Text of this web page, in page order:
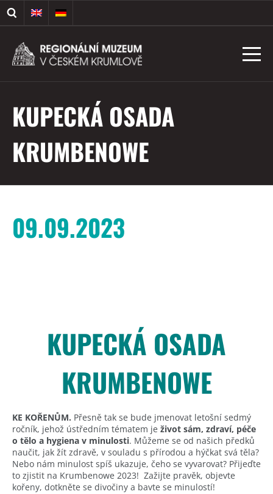
KUPECKÁ OSADA
KRUMBENOWE
09.09.2023
KUPECKÁ OSADA
KRUMBENOWE
KE KOŘENŮM. Přesně tak se bude jmenovat letošní sedmý
ročník, jehož ústředním tématem je život sám, zdraví, péče
o tělo a hygiena v minulosti. Můžeme se od našich předků
naučit, jak žít zdravě, v souladu s přírodou a hýčkat svá těla?
Nebo nám minulost spíš ukazuje, čeho se vyvarovat? Přijeďte
to zjistit na Krumbenowe 2023! Zažijte pravěk, objevte
kořeny, dotkněte se divočiny a bavte se minulostí!